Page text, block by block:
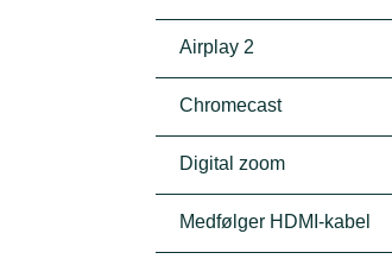
Airplay 2
Chromecast
Digital zoom
Medfølger HDMI-kabel